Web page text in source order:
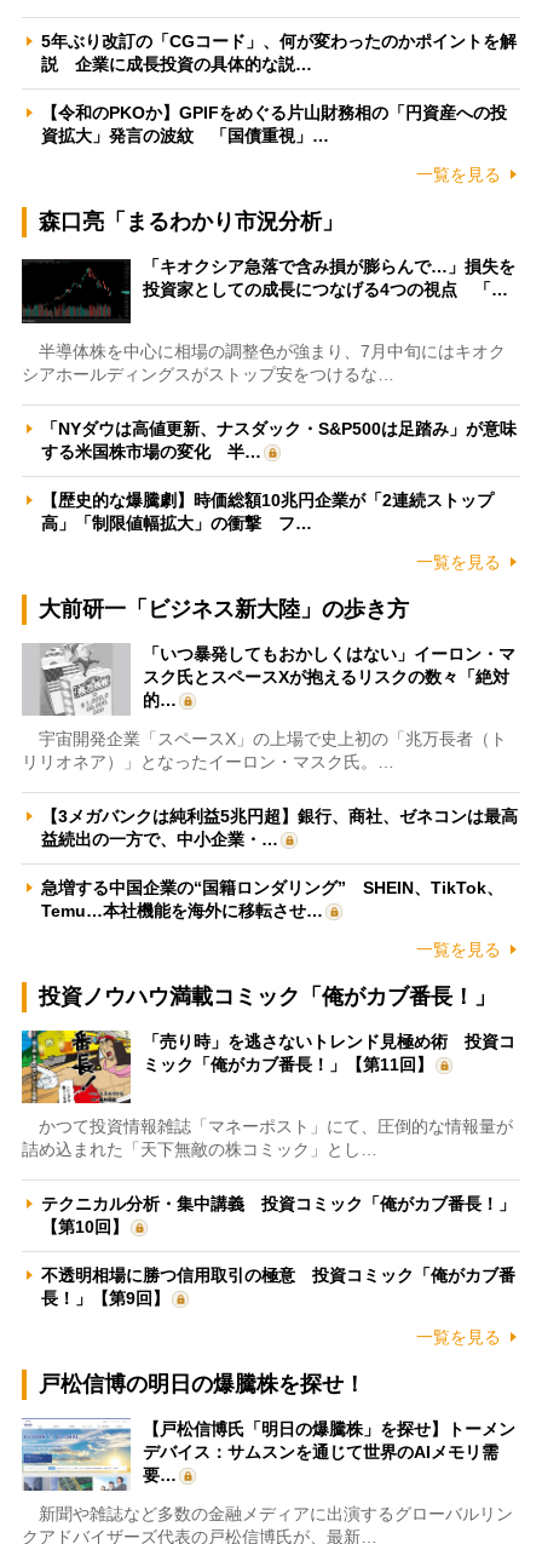
5年ぶり改訂の「CGコード」、何が変わったのかポイントを解
説 企業に成長投資の具体的な説…
【令和のPKOか】GPIFをめぐる片山財務相の「円資産への投
資拡大」発言の波紋 「国債重視」…
一覧を見る
森口亮「まるわかり市況分析」
「キオクシア急落で含み損が膨らんで…」損失を
投資家としての成長につなげる4つの視点 「…
半導体株を中心に相場の調整色が強まり、7月中旬にはキオク
シアホールディングスがストップ安をつけるな…
「NYダウは高値更新、ナスダック・S&P500は足踏み」が意味
する米国株市場の変化 半…
【歴史的な爆騰劇】時価総額10兆円企業が「2連続ストップ
高」「制限値幅拡大」の衝撃 フ…
一覧を見る
大前研一「ビジネス新大陸」の歩き方
「いつ暴発してもおかしくはない」イーロン・マ
スク氏とスペースXが抱えるリスクの数々「絶対
的…
宇宙開発企業「スペースX」の上場で史上初の「兆万長者（ト
リリオネア）」となったイーロン・マスク氏。…
【3メガバンクは純利益5兆円超】銀行、商社、ゼネコンは最高
益続出の一方で、中小企業・…
急増する中国企業の“国籍ロンダリング” SHEIN、TikTok、
Temu…本社機能を海外に移転させ…
一覧を見る
投資ノウハウ満載コミック「俺がカブ番長！」
「売り時」を逃さないトレンド見極め術 投資コ
ミック「俺がカブ番長！」【第11回】
かつて投資情報雑誌「マネーポスト」にて、圧倒的な情報量が
詰め込まれた「天下無敵の株コミック」とし…
テクニカル分析・集中講義 投資コミック「俺がカブ番長！」
【第10回】
不透明相場に勝つ信用取引の極意 投資コミック「俺がカブ番
長！」【第9回】
一覧を見る
戸松信博の明日の爆騰株を探せ！
【戸松信博氏「明日の爆騰株」を探せ】トーメン
デバイス：サムスンを通じて世界のAIメモリ需
要…
新聞や雑誌など多数の金融メディアに出演するグローバルリン
クアドバイザーズ代表の戸松信博氏が、最新…